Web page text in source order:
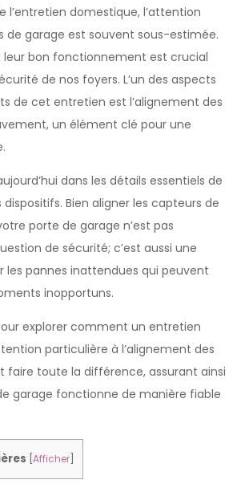
l’entretien domestique, l’attention
de garage est souvent sous-estimée.
leur bon fonctionnement est crucial
de nos foyers. L’un des aspects
de cet entretien est l’alignement des
un élément clé pour une
dans les détails essentiels de
dispositifs. Bien aligner les capteurs de
porte de garage n’est pas
de sécurité; c’est aussi une
les pannes inattendues qui peuvent
inopportuns.
explorer comment un entretien
particulière à l’alignement des
faire toute la différence, assurant ainsi
garage fonctionne de manière fiable
[Afficher